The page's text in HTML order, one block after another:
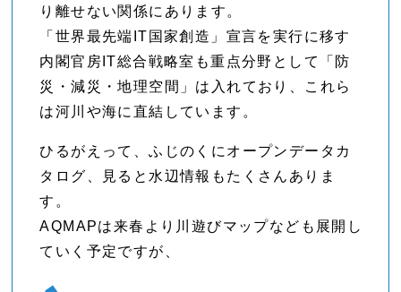
り離せない関係にあります。
「世界最先端IT国家創造」宣言を実行に移す
内閣官房IT総合戦略室も重点分野として「防
災・減災・地理空間」は入れており、これら
は河川や海に直結しています。
ひるがえって、ふじのくにオープンデータカ
タログ、見ると水辺情報もたくさんありま
す。
AQMAPは来春より川遊びマップなども展開し
ていく予定ですが、